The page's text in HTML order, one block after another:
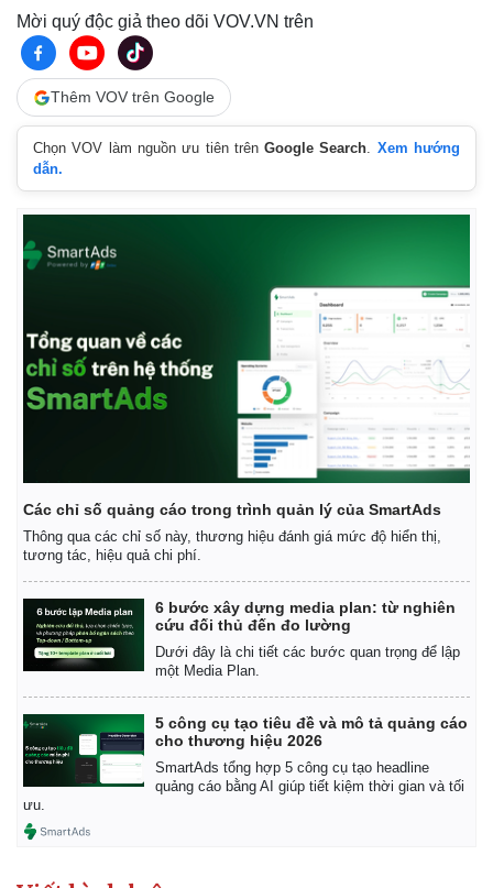
Kinh tế
Thị trường
Mời quý độc giả theo dõi VOV.VN trên
Thêm VOV trên Google
Chọn VOV làm nguồn ưu tiên trênGoogle Search. Xem hướng
dẫn.
Các chỉ số quảng cáo trong trình quản lý của SmartAds
Thông qua các chỉ số này, thương hiệu đánh giá mức độ hiển thị,
tương tác, hiệu quả chi phí.
6 bước xây dựng media plan: từ nghiên
cứu đối thủ đến đo lường
Dưới đây là chi tiết các bước quan trọng để lập
một Media Plan.
5 công cụ tạo tiêu đề và mô tả quảng cáo
cho thương hiệu 2026
SmartAds tổng hợp 5 công cụ tạo headline
quảng cáo bằng AI giúp tiết kiệm thời gian và tối
ưu.